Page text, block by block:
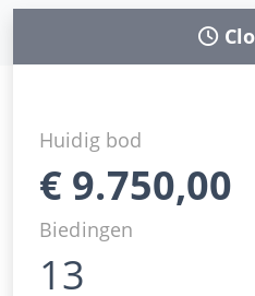
Huidig bod
€ 9.750,00
Biedingen
13